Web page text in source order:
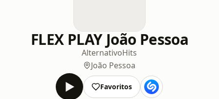
FLEX PLAY João Pessoa
AlternativoHits
João Pessoa
Favoritos